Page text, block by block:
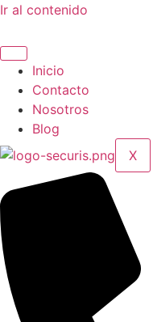
Ir al contenido
Inicio
Contacto
Nosotros
Blog
X